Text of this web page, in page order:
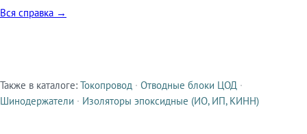
Вся справка →
Смежные продукты
Также в каталоге: Токопровод · Отводные блоки ЦОД ·
Шинодержатели · Изоляторы эпоксидные (ИО, ИП, КИНН)